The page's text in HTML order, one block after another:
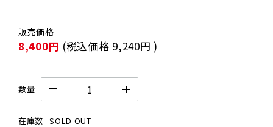
8,400円 (税込価格 9,240円 )
数量
在庫数 SOLD OUT